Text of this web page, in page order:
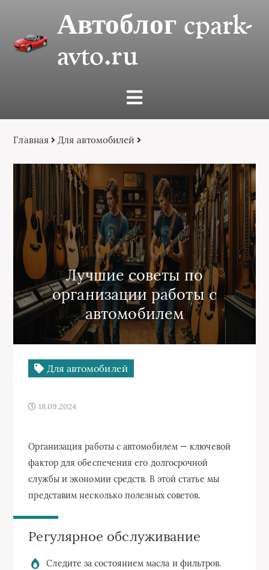
Автоблог cpark-
avto.ru
Главная Для автомобилей
Лучшие советы по
организации работы с
автомобилем
Для автомобилей
18.09.2024
Организация работы с автомобилем — ключевой
фактор для обеспечения его долгосрочной
службы и экономии средств. В этой статье мы
представим несколько полезных советов.
Регулярное обслуживание
Следите за состоянием масла и фильтров.